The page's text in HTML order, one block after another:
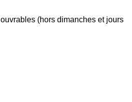
(hors dimanches et jours